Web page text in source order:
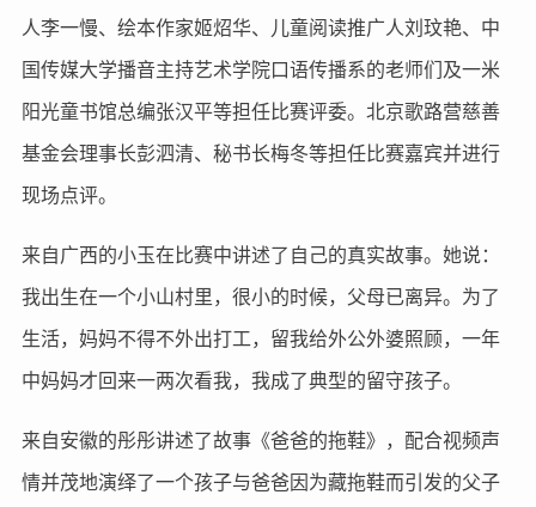
人李一慢、绘本作家姬炤华、儿童阅读推广人刘玟艳、中
国传媒大学播音主持艺术学院口语传播系的老师们及一米
阳光童书馆总编张汉平等担任比赛评委。北京歌路营慈善
基金会理事长彭泗清、秘书长梅冬等担任比赛嘉宾并进行
现场点评。
来自广西的小玉在比赛中讲述了自己的真实故事。她说：
我出生在一个小山村里，很小的时候，父母已离异。为了
生活，妈妈不得不外出打工，留我给外公外婆照顾，一年
中妈妈才回来一两次看我，我成了典型的留守孩子。
来自安徽的彤彤讲述了故事《爸爸的拖鞋》，配合视频声
情并茂地演绎了一个孩子与爸爸因为藏拖鞋而引发的父子